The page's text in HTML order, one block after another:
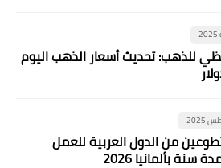
للذهب: تحديث أسعار الذهب اليوم
من الدول العربية للعمل
سنة بألمانيا 2026